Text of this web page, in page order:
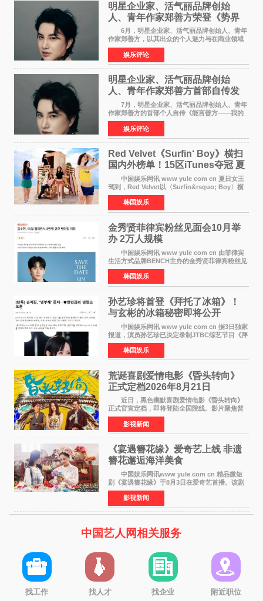
明星企业家、活气丽品牌创始
人、青年作家郑善方荣登《势界
POWERCIRCLES》6月刊
6月，明星企业家、活气丽品牌创始人、青年
作家郑善方，以其出众的个人魅力与在商业领域
的卓越建树，成功登上《势界
POWERCIRCLES》，展现了他在时尚与商业领
域的双重影响力。 明星企业家、青
娱乐评论
明星企业家、活气丽品牌创始
人、青年作家郑善方首部自传发
布， 书写跨界创业者的成长答卷
7月，明星企业家、活气丽品牌创始人、青年
作家郑善方的首部个人自传《能言善方——我的
跨界人生》正式发行。这本书以他的人生轨迹为
脉络，首次完整公开了从逐梦少年到横跨美业、
公益等多领域的
娱乐评论
Red Velvet《Surfin‘ Boy》横扫
国内外榜单！15区iTunes夺冠 夏
日女王强势回归
中国娱乐网讯 www yule com cn 夏日女王
驾到，Red Velvet以〈Surfin&rsquo; Boy〉横
扫国内外榜单，获得音乐粉丝的热烈反响。
Red Velvet于3日发行了夏日迷你专辑《Velvet
Summer》，
韩国娱乐
金秀贤菲律宾粉丝见面会10月举
办 2万人规模
中国娱乐网讯 www yule com cn 由菲律宾
生活方式品牌BENCH主办的金秀贤菲律宾粉丝见
面会，将于10月2日在马尼拉SM Mall of
Asia（MOA）竞技场举行，预计规模达2万人。
这也是金秀贤自去年陷
韩国娱乐
孙艺珍将首登《拜托了冰箱》！
与玄彬的冰箱秘密即将公开
中国娱乐网讯 www yule com cn 据3日独家
报道，演员孙艺珍已决定录制JTBC综艺节目《拜
托了冰箱》，目前正在协调具体细节。这是孙艺
珍首次公开个人冰箱，也是她婚后首次以玄彬的
妻子身份参与
韩国娱乐
荒诞喜剧爱情电影《昏头转向》
正式定档2026年8月21日
近日，黑色幽默喜剧爱情电影《昏头转向》
正式官宣定档，即将登陆全国院线。影片聚焦普
通人的荒诞生活，以戏谑诙谐的镜头语言、反转
不断的剧情，融合爆笑喜剧与细腻爱情元素，打
造出一部接地气
影视新闻
《宴遇簪花缘》爱奇艺上线 非遗
簪花邂逅海洋美食
中国娱乐网讯www yule com cn 精品微短
剧《宴遇簪花缘》于8月3日在爱奇艺首播。该剧
是泉州荣膺世界美食之都后推出的首部美食主题
文旅微短剧，实力派演员孙茜特别出演簪花非遗
传承人，她曾参演
影视新闻
中国艺人网相关服务
找工作 找人才 找企业 附近职位